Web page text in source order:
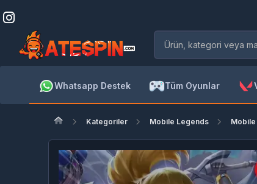
Whatsapp Destek Tüm Oyunlar
Kategoriler Mobile Legends